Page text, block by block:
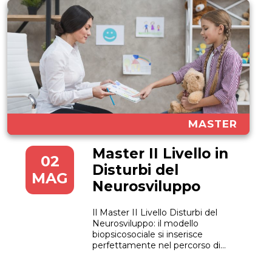
MASTER
02
MAG
Master II Livello in
Disturbi del
Neurosviluppo
Il Master II Livello Disturbi del
Neurosviluppo: il modello
biopsicosociale si inserisce
perfettamente nel percorso di